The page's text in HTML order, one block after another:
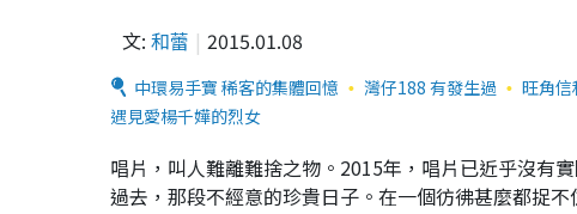
文: 和蕾 2015.01.08
中環易手寶 稀客的集體回憶 灣仔188 有發生過 旺角信
遇見愛楊千嬅的烈女
唱片，叫人難離難捨之物。2015年，唱片已近乎沒有
過去，那段不經意的珍貴日子。在一個彷彿甚麼都捉